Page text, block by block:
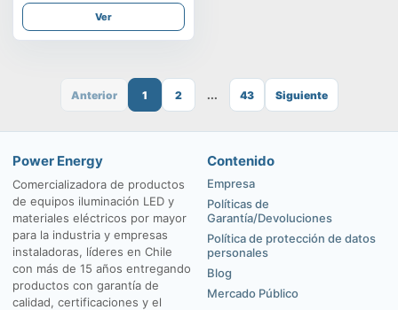
Ver
Anterior 1 2 ... 43 Siguiente
Power Energy
Comercializadora de productos
de equipos iluminación LED y
materiales eléctricos por mayor
para la industria y empresas
instaladoras, líderes en Chile
con más de 15 años entregando
productos con garantía de
calidad, certificaciones y el
Contenido
Empresa
Políticas de
Garantía/Devoluciones
Política de protección de datos
personales
Blog
Mercado Público